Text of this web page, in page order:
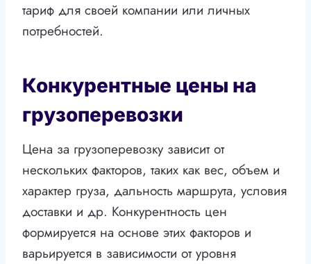
тариф для своей компании или личных
потребностей.
Конкурентные цены на
грузоперевозки
Цена за грузоперевозку зависит от
нескольких факторов, таких как вес, объем и
характер груза, дальность маршрута, условия
доставки и др. Конкурентность цен
формируется на основе этих факторов и
варьируется в зависимости от уровня